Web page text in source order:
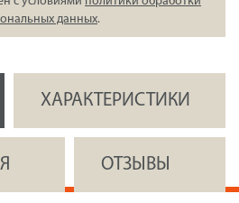
данных.
ХАРАКТЕРИСТИКИ
ОТЗЫВЫ